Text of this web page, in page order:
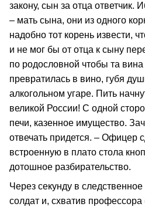
закону, сын за отца ответчик.
– мать сына, они из одного
надобно тот корень извести,
и не мог бы от отца к сыну
по родословной чтобы та
превратилась в вино, губя
алкогольном угаре. Пить
великой России! С одной
печи, казенное имущество.
отвечать придется. – Офицер
встроенную в плато стола
дотошное разбирательство.
Через секунду в
солдат и, схватив